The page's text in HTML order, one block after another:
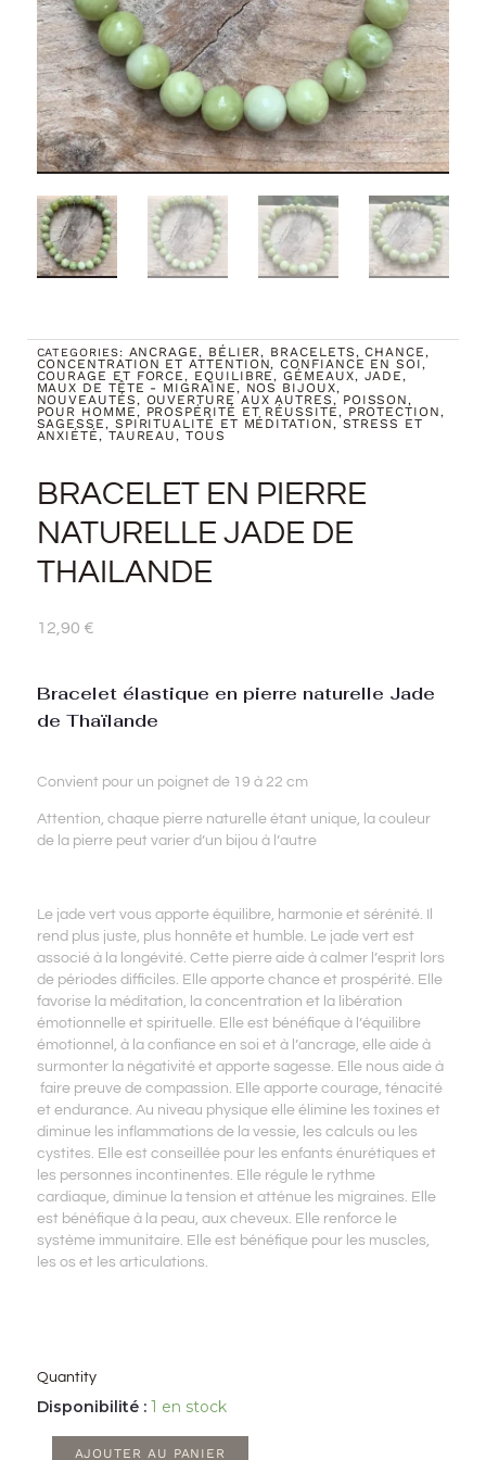
CATEGORIES: ANCRAGE , BÉLIER , BRACELETS ,CHANCE ,
CONCENTRATION ET ATTENTION,CONFIANCE EN SOI ,
COURAGE ET FORCE , EQUILIBRE,GÉMEAUX, JADE ,
MAUX DE TÊTE - MIGRAINE , NOS BIJOUX,
NOUVEAUTÉS , OUVERTURE AUX AUTRES , POISSON ,
POUR HOMME , PROSPÉRITÉ ET RÉUSSITE , PROTECTION ,
SAGESSE , SPIRITUALITÉ ET MÉDITATION , STRESS ET
ANXIÉTÉ , TAUREAU ,TOUS
BRACELET EN PIERRE
NATURELLE JADE DE
THAILANDE
12,90 €
Bracelet élastique en pierre naturelle Jade
de Thaïlande
Convient pour un poignet de 19 à 22 cm
Attention, chaque pierre naturelle étant unique, la couleur
de la pierre peut varier d’un bijou à l’autre
Le jade vert vous apporte équilibre, harmonie et sérénité. Il
rend plus juste, plus honnête et humble. Le jade vert est
associé à la longévité. Cette pierre aide à calmer l’esprit lors
de périodes difficiles. Elle apporte chance et prospérité. Elle
favorise la méditation, la concentration et la libération
émotionnelle et spirituelle. Elle est bénéfique à l’équilibre
émotionnel, à la confiance en soi et à l’ancrage, elle aide à
surmonter la négativité et apporte sagesse. Elle nous aide à
faire preuve de compassion. Elle apporte courage, ténacité
et endurance. Au niveau physique elle élimine les toxines et
diminue les inflammations de la vessie, les calculs ou les
cystites. Elle est conseillée pour les enfants énurétiques et
les personnes incontinentes. Elle régule le rythme
cardiaque, diminue la tension et atténue les migraines. Elle
est bénéfique à la peau, aux cheveux. Elle renforce le
système immunitaire. Elle est bénéfique pour les muscles,
les os et les articulations.
Quantity
Disponibilité : 1 en stock
quantité
de
AJOUTER AU PANIER